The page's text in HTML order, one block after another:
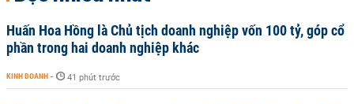
Huấn Hoa Hồng là Chủ tịch doanh nghiệp vốn 100 tỷ, góp cổ
phần trong hai doanh nghiệp khác
KINH DOANH - 41 phút trước